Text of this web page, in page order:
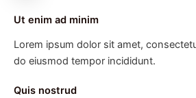
Ut enim ad minim
Lorem ipsum dolor sit amet,
do eiusmod tempor incididunt.
Quis nostrud